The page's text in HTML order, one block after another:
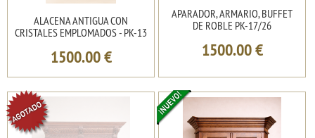
ALACENA ANTIGUA CON
CRISTALES EMPLOMADOS - PK-13
1500.00€
APARADOR, ARMARIO, BUFFET
DE ROBLE PK-17/26
1500.00€